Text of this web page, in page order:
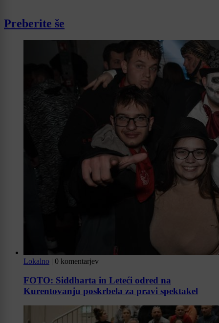
Preberite še
Lokalno | 0 komentarjev
FOTO: Siddharta in Leteći odred na
Kurentovanju poskrbela za pravi spektakel